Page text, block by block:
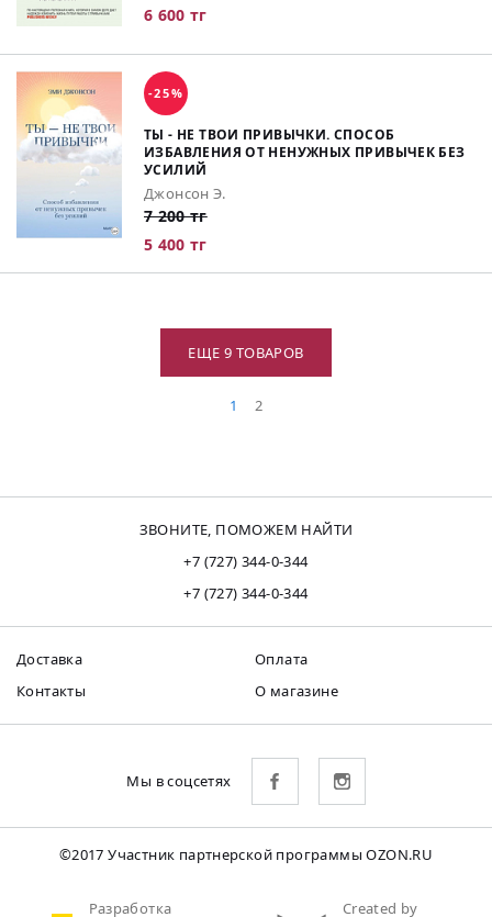
6 600 тг
-25%
ТЫ - НЕ ТВОИ ПРИВЫЧКИ. СПОСОБ
ИЗБАВЛЕНИЯ ОТ НЕНУЖНЫХ ПРИВЫЧЕК БЕЗ
УСИЛИЙ
Джонсон Э.
7 200 тг
5 400 тг
ЕЩЕ 9 ТОВАРОВ
1 2
ЗВОНИТЕ, ПОМОЖЕМ НАЙТИ
+7 (727) 344-0-344
+7 (727) 344-0-344
Доставка
Оплата
Контакты
О магазине
Мы в соцсетях
©2017 Участник партнерской программы OZON.RU
Разработка Created by